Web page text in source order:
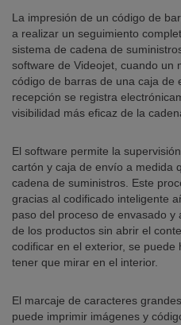
La impresión de un código de
a realizar un seguimiento
sistema de cadena de
software de Videojet, cuando un
código de barras de una caja de
recepción se registra
visibilidad más eficaz de la
El software permite la
cartón y caja de envío a medida
cadena de suministros. Este
gracias al codificado inteligente
paso del proceso de envasado y
de los productos sin abrir el
codificar en el exterior, se puede
tener que mirar en el interior.
El marcaje de caracteres
puede imprimir imágenes y